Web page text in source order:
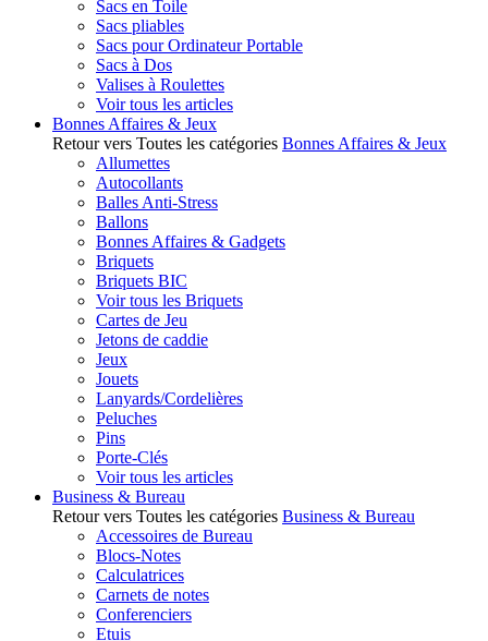
Sacs en Toile
Sacs pliables
Sacs pour Ordinateur Portable
Sacs à Dos
Valises à Roulettes
Voir tous les articles
Bonnes Affaires & Jeux
Retour vers Toutes les catégories Bonnes Affaires & Jeux
Allumettes
Autocollants
Balles Anti-Stress
Ballons
Bonnes Affaires & Gadgets
Briquets
Briquets BIC
Voir tous les Briquets
Cartes de Jeu
Jetons de caddie
Jeux
Jouets
Lanyards/Cordelières
Peluches
Pins
Porte-Clés
Voir tous les articles
Business & Bureau
Retour vers Toutes les catégories Business & Bureau
Accessoires de Bureau
Blocs-Notes
Calculatrices
Carnets de notes
Conferenciers
Etuis